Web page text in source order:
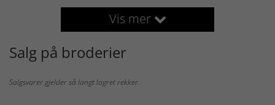
Vis mer
Salg på broderier
Salgsvarer gjelder så langt lagret rekker.